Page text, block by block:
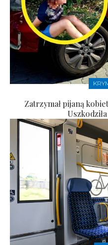
Zatrzymał pijaną